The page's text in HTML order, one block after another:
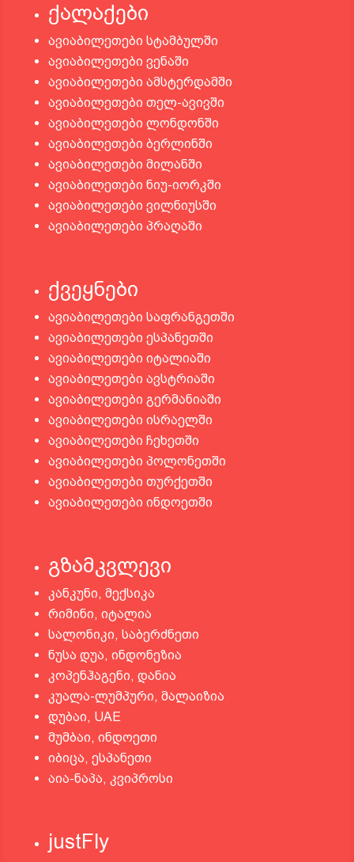
ქალაქები
ავიაბილეთები სტამბულში
ავიაბილეთები ვენაში
ავიაბილეთები ამსტერდამში
ავიაბილეთები თელ-ავივში
ავიაბილეთები ლონდონში
ავიაბილეთები ბერლინში
ავიაბილეთები მილანში
ავიაბილეთები ნიუ-იორკში
ავიაბილეთები ვილნიუსში
ავიაბილეთები პრაღაში
ქვეყნები
ავიაბილეთები საფრანგეთში
ავიაბილეთები ესპანეთში
ავიაბილეთები იტალიაში
ავიაბილეთები ავსტრიაში
ავიაბილეთები გერმანიაში
ავიაბილეთები ისრაელში
ავიაბილეთები ჩეხეთში
ავიაბილეთები პოლონეთში
ავიაბილეთები თურქეთში
ავიაბილეთები ინდოეთში
გზამკვლევი
კანკუნი, მექსიკა
რიმინი, იტალია
სალონიკი, საბერძნეთი
ნუსა დუა, ინდონეზია
კოპენჰაგენი, დანია
კუალა-ლუმპური, მალაიზია
დუბაი, UAE
მუმბაი, ინდოეთი
იბიცა, ესპანეთი
აია-ნაპა, კვიპროსი
justFly